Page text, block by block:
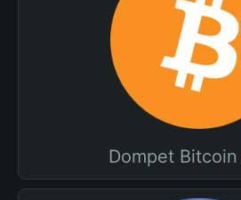
Dompet Bitcoin